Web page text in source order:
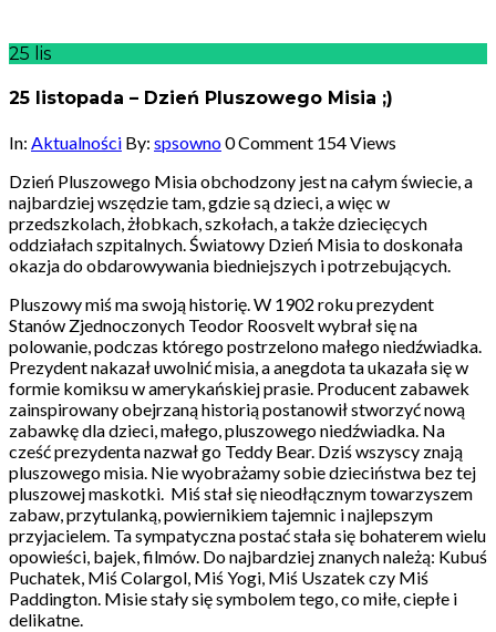
25 lis
25 listopada – Dzień Pluszowego Misia ;)
In: Aktualności By: spsowno0 Comment 154 Views
Dzień Pluszowego Misia obchodzony jest na całym świecie, a
najbardziej wszędzie tam, gdzie są dzieci, a więc w
przedszkolach, żłobkach, szkołach, a także dziecięcych
oddziałach szpitalnych. Światowy Dzień Misia to doskonała
okazja do obdarowywania biedniejszych i potrzebujących.
Pluszowy miś ma swoją historię. W 1902 roku prezydent
Stanów Zjednoczonych Teodor Roosvelt wybrał się na
polowanie, podczas którego postrzelono małego niedźwiadka.
Prezydent nakazał uwolnić misia, a anegdota ta ukazała się w
formie komiksu w amerykańskiej prasie. Producent zabawek
zainspirowany obejrzaną historią postanowił stworzyć nową
zabawkę dla dzieci, małego, pluszowego niedźwiadka. Na
cześć prezydenta nazwał go Teddy Bear. Dziś wszyscy znają
pluszowego misia. Nie wyobrażamy sobie dzieciństwa bez tej
pluszowej maskotki. Miś stał się nieodłącznym towarzyszem
zabaw, przytulanką, powiernikiem tajemnic i najlepszym
przyjacielem. Ta sympatyczna postać stała się bohaterem wielu
opowieści, bajek, filmów. Do najbardziej znanych należą: Kubuś
Puchatek, Miś Colargol, Miś Yogi, Miś Uszatek czy Miś
Paddington. Misie stały się symbolem tego, co miłe, ciepłe i
delikatne.